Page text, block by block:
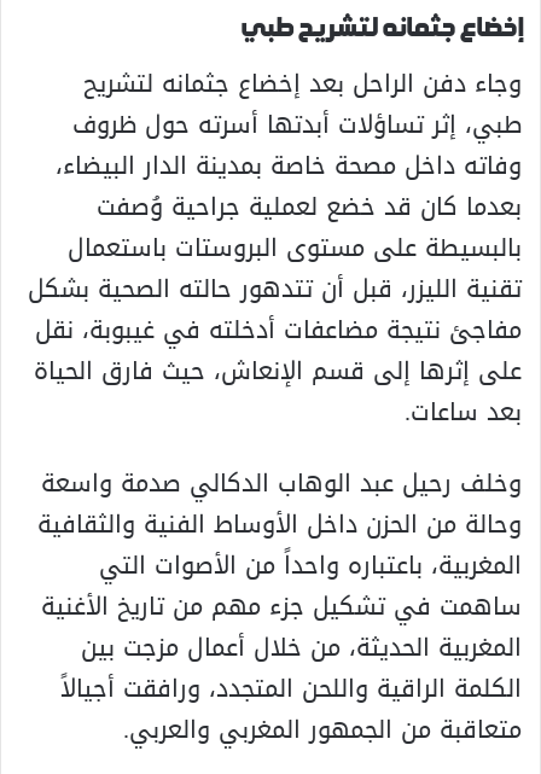
إخضاع جثمانه لتشريح طبي
وجاء دفن الراحل بعد إخضاع جثمانه لتشريح
طبي، إثر تساؤلات أبدتها أسرته حول ظروف
وفاته داخل مصحة خاصة بمدينة الدار البيضاء،
بعدما كان قد خضع لعملية جراحية وُصفت
بالبسيطة على مستوى البروستات باستعمال
تقنية الليزر، قبل أن تتدهور حالته الصحية بشكل
مفاجئ نتيجة مضاعفات أدخلته في غيبوبة، نقل
على إثرها إلى قسم الإنعاش، حيث فارق الحياة
بعد ساعات.
وخلف رحيل عبد الوهاب الدكالي صدمة واسعة
وحالة من الحزن داخل الأوساط الفنية والثقافية
المغربية، باعتباره واحداً من الأصوات التي
ساهمت في تشكيل جزء مهم من تاريخ الأغنية
المغربية الحديثة، من خلال أعمال مزجت بين
الكلمة الراقية واللحن المتجدد، ورافقت أجيالاً
متعاقبة من الجمهور المغربي والعربي.